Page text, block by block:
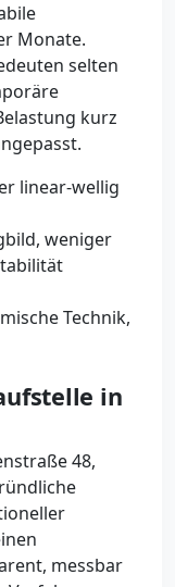
Monate.
selten
kurz
linear-wellig
weniger
Technik,
in
48,
messbar